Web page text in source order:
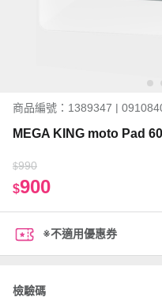
商品編號：1389347 |
MEGA KING moto Pad
$990
$900
※不適用優惠券
檢驗碼